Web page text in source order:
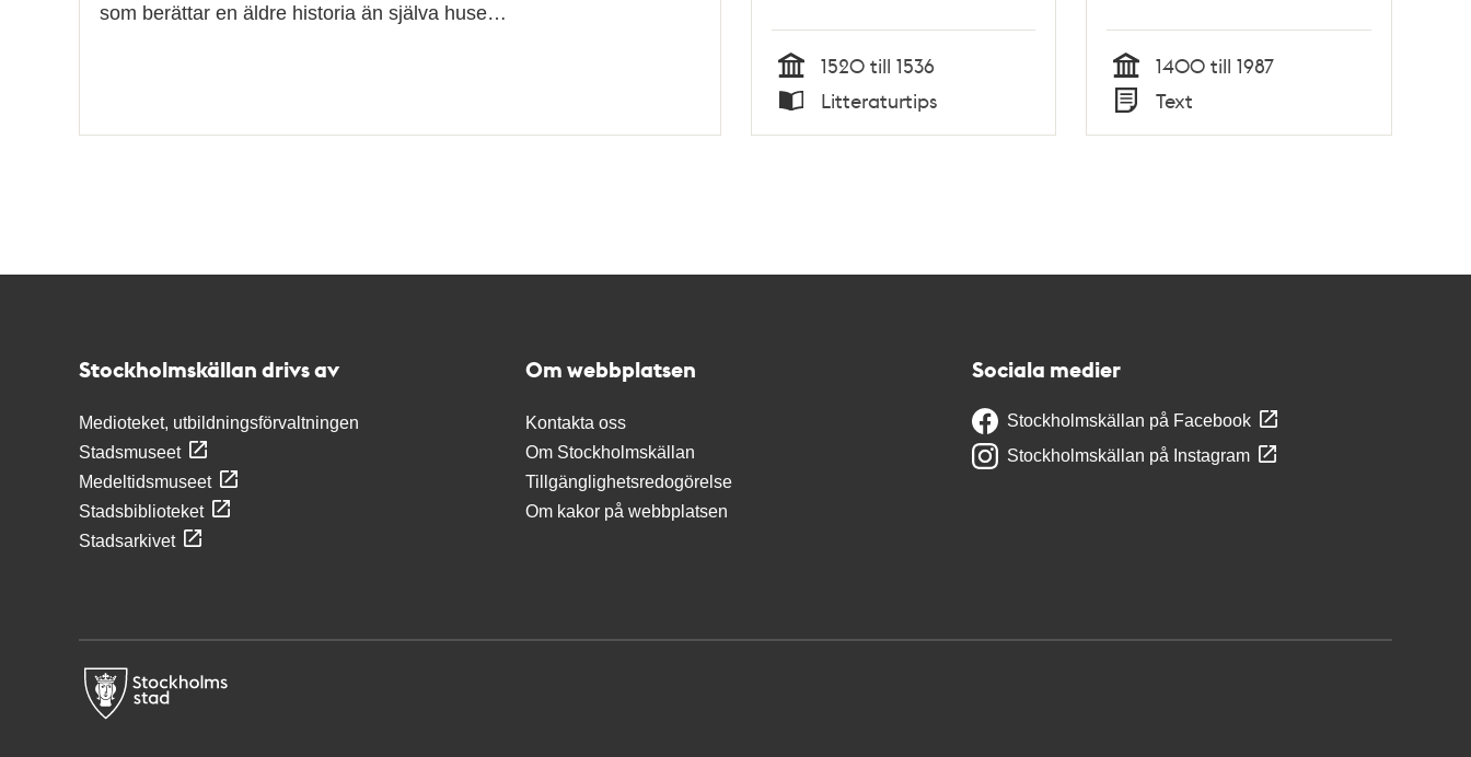
som berättar en äldre historia än själva huse…
Tid
1520 till 1536
Typ
Litteraturtips Tid
1400 till 1987
Typ
Text
Stockholmskällan drivs av
Medioteket, utbildningsförvaltningen
Stadsmuseet
Medeltidsmuseet
Stadsbiblioteket
Stadsarkivet
Om webbplatsen
Kontakta oss
Om Stockholmskällan
Tillgänglighetsredogörelse
Om kakor på webbplatsen
Sociala medier
Stockholmskällan på Facebook
Stockholmskällan på Instagram